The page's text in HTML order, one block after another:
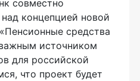
совместно
концепцией новой
средства
источником
для российской
что проект будет